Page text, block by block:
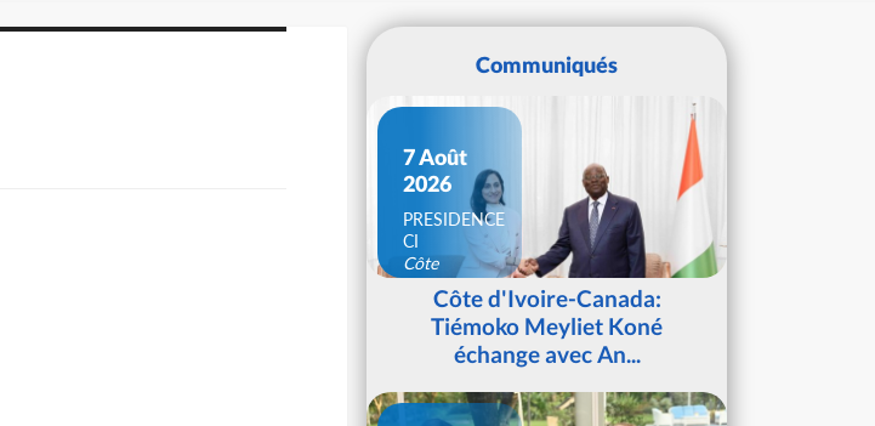
Communiqués
7 Août
2026
PRESIDENCE
CI
Côte
d'IvoireCôte d'Ivoire-Canada:
Tiémoko Meyliet Koné
échange avec An...